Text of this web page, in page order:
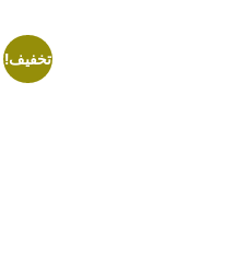
تخفیف!